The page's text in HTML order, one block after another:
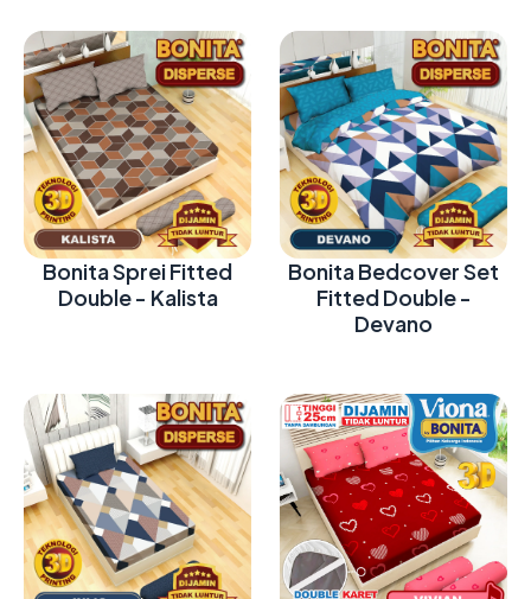
Bonita Sprei Fitted
Double - Kalista
Bonita Bedcover Set
Fitted Double -
Devano